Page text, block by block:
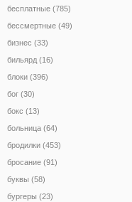
бесплатные (785)
бессмертные (49)
бизнес (33)
бильярд (16)
блоки (396)
бог (30)
бокс (13)
больница (64)
бродилки (453)
бросание (91)
буквы (58)
бургеры (23)